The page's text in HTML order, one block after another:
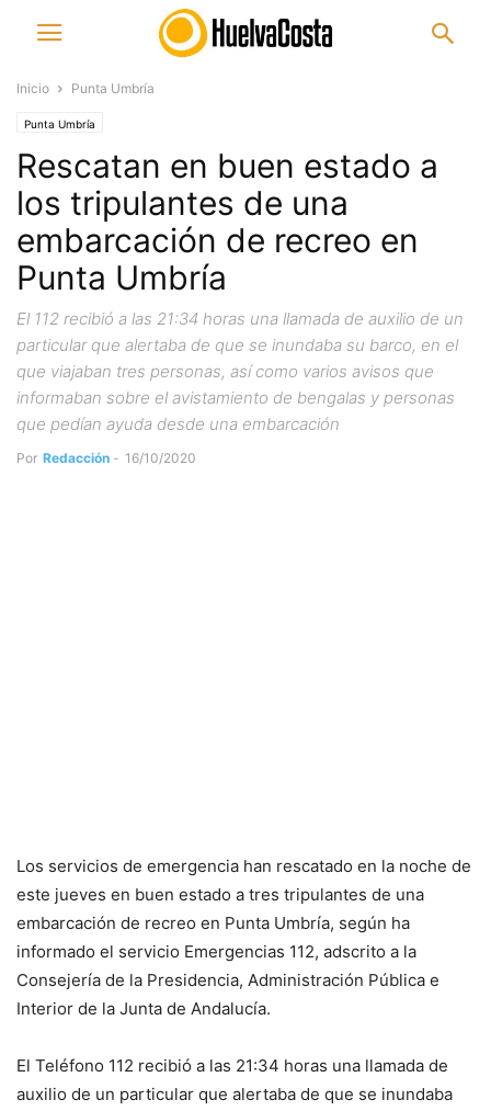
Inicio Punta Umbría
Punta Umbría
Rescatan en buen estado a
los tripulantes de una
embarcación de recreo en
Punta Umbría
El 112 recibió a las 21:34 horas una llamada de auxilio de un
particular que alertaba de que se inundaba su barco, en el
que viajaban tres personas, así como varios avisos que
informaban sobre el avistamiento de bengalas y personas
que pedían ayuda desde una embarcación
Por Redacción - 16/10/2020
Los servicios de emergencia han rescatado en la noche de
este jueves en buen estado a tres tripulantes de una
embarcación de recreo en Punta Umbría, según ha
informado el servicio Emergencias 112, adscrito a la
Consejería de la Presidencia, Administración Pública e
Interior de la Junta de Andalucía.
El Teléfono 112 recibió a las 21:34 horas una llamada de
auxilio de un particular que alertaba de que se inundaba